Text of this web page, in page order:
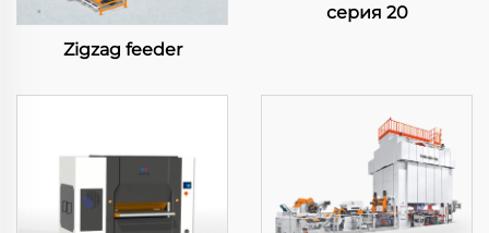
Zigzag feeder
серия 20